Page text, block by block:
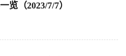
览（2023/7/7）